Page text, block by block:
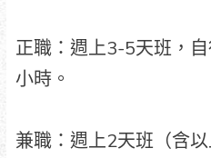
正職：週上3-5天班，
小時。
兼職：週上2天班（含